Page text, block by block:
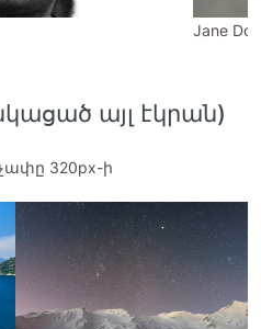
Jane Doe
այլ էկրան)
320px-ի